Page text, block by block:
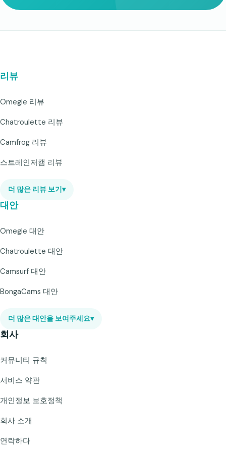
리뷰
Omegle 리뷰
Chatroulette 리뷰
Camfrog 리뷰
스트레인저캠 리뷰
더 많은 리뷰 보기 ▾
대안
Omegle 대안
Chatroulette 대안
Camsurf 대안
BongaCams 대안
더 많은 대안을 보여주세요▾
회사
커뮤니티 규칙
서비스 약관
개인정보 보호정책
회사 소개
연락하다